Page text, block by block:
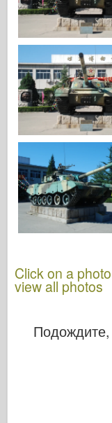
Звезда
Альбомы-
Прогулка
Книги
Dvd
Контакт
ле журнал
Комплекты
Click on a
view all photos
Подождите,